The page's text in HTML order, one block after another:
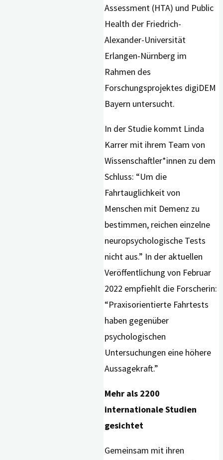
Assessment (HTA) und Public
Health der Friedrich-
Alexander-Universität
Erlangen-Nürnberg im
Rahmen des
Forschungsprojektes digiDEM
Bayern untersucht.
In der Studie kommt Linda
Karrer mit ihrem Team von
Wissenschaftler*innen zu dem
Schluss: “Um die
Fahrtauglichkeit von
Menschen mit Demenz zu
bestimmen, reichen einzelne
neuropsychologische Tests
nicht aus.” In der aktuellen
Veröffentlichung von Februar
2022 empfiehlt die Forscherin:
“Praxisorientierte Fahrtests
haben gegenüber
psychologischen
Untersuchungen eine höhere
Aussagekraft.”
Mehr als 2200
internationale Studien
gesichtet
Gemeinsam mit ihren